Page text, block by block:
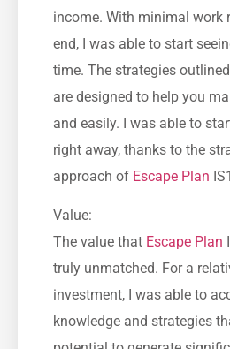
income. With minimal work
end, I was able to start
time. The strategies
are designed to help you
and easily. I was able to
right away, thanks to the
approach of Escape Plan
Value:
The value that Escape Plan
truly unmatched. For a
investment, I was able to
knowledge and strategies